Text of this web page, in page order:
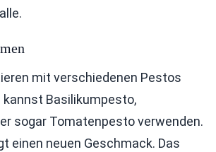
mit verschiedenen Pestos
kannst Basilikumpesto,
sogar Tomatenpesto verwenden.
einen neuen Geschmack. Das